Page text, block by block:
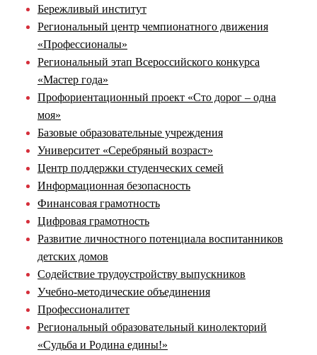
Бережливый институт
Региональный центр чемпионатного движения
«Профессионалы»
Региональный этап Всероссийского конкурса
«Мастер года»
Профориентационный проект «Сто дорог – одна
моя»
Базовые образовательные учреждения
Университет «Серебряный возраст»
Центр поддержки студенческих семей
Информационная безопасность
Финансовая грамотность
Цифровая грамотность
Развитие личностного потенциала воспитанников
детских домов
Содействие трудоустройству выпускников
Учебно-методические объединения
Профессионалитет
Региональный образовательный кинолекторий
«Судьба и Родина едины!»